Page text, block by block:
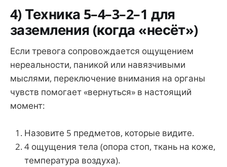
4) Техника 5–4–3–2–1 для
заземления (когда «несёт»)
Если тревога сопровождается ощущением
нереальности, паникой или навязчивыми
мыслями, переключение внимания на органы
чувств помогает «вернуться» в настоящий
момент:
Назовите 5 предметов, которые видите.
4 ощущения тела (опора стоп, ткань на коже,
температура воздуха).